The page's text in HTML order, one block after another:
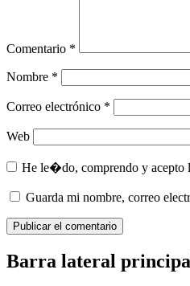
Comentario *
Nombre *
Correo electrónico *
Web
He le�do, comprendo y acepto
Guarda mi nombre, correo
Barra lateral